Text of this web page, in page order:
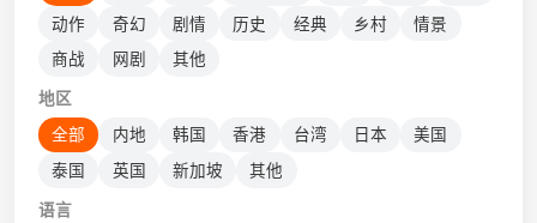
动作
奇幻 剧情 历史 经典 乡村
情景
商战
网剧
其他
地区
全部
内地 韩国 香港 台湾 日本
美国
泰国
英国 新加坡
其他
语言